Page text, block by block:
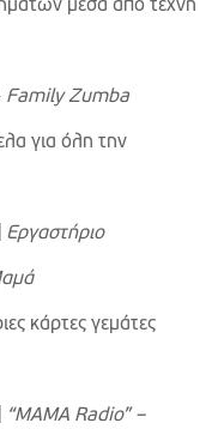
μέσα από τέχνη
Zumba
για όλη την
Εργαστήριο
κάρτες γεμάτες
“ΜΑΜΑ Radio” –